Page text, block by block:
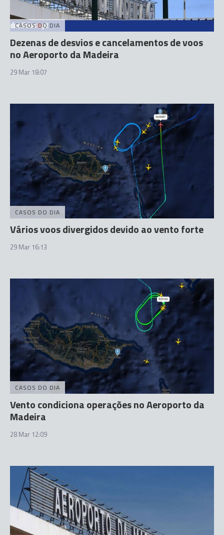
CASOS DO DIA
Dezenas de desvios e cancelamentos de voos
no Aeroporto da Madeira
29 Mar 18:07
CASOS DO DIA
Vários voos divergidos devido ao vento forte
29 Mar 16:13
CASOS DO DIA
Vento condiciona operações no Aeroporto da
Madeira
28 Mar 12:09